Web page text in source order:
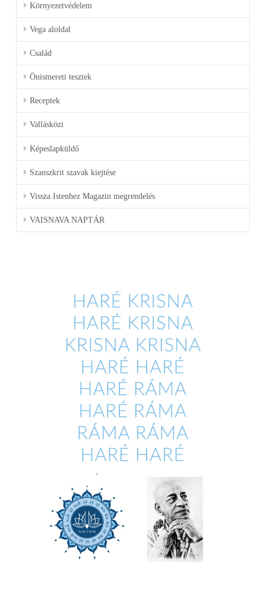
Környezetvédelem
Vega aloldal
Család
Önismereti tesztek
Receptek
Vallásközi
Képeslapküldő
Szanszkrit szavak kiejtése
Vissza Istenhez Magazin megrendelés
VAISNAVA NAPTÁR